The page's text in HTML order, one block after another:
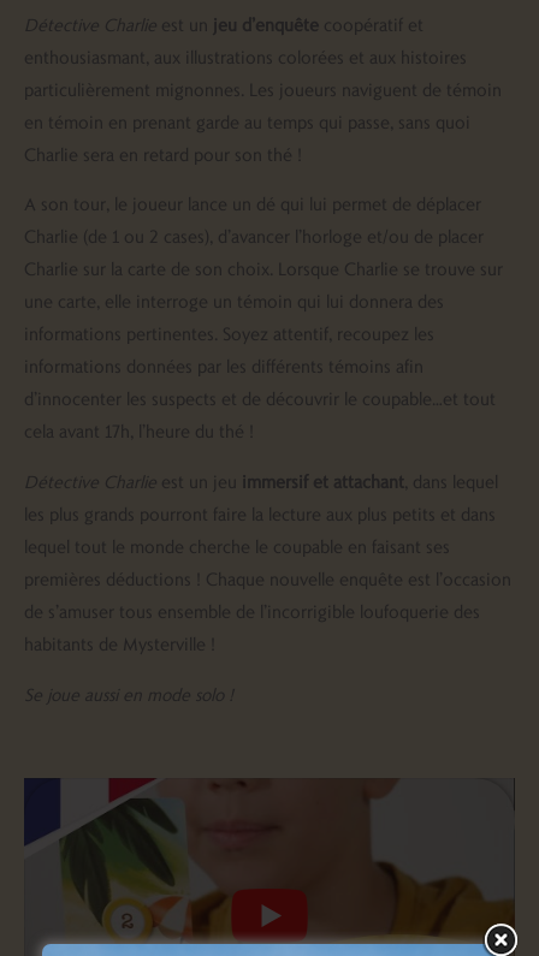
Détective Charlie est un jeu d’enquête coopératif et
enthousiasmant, aux illustrations colorées et aux histoires
particulièrement mignonnes. Les joueurs naviguent de témoin
en témoin en prenant garde au temps qui passe, sans quoi
Charlie sera en retard pour son thé !
A son tour, le joueur lance un dé qui lui permet de déplacer
Charlie (de 1 ou 2 cases), d’avancer l’horloge et/ou de placer
Charlie sur la carte de son choix. Lorsque Charlie se trouve sur
une carte, elle interroge un témoin qui lui donnera des
informations pertinentes. Soyez attentif, recoupez les
informations données par les différents témoins afin
d’innocenter les suspects et de découvrir le coupable…et tout
cela avant 17h, l’heure du thé !
Détective Charlie est un jeu immersif et attachant , dans lequel
les plus grands pourront faire la lecture aux plus petits et dans
lequel tout le monde cherche le coupable en faisant ses
premières déductions ! Chaque nouvelle enquête est l’occasion
de s’amuser tous ensemble de l’incorrigible loufoquerie des
habitants de Mysterville !
Se joue aussi en mode solo !